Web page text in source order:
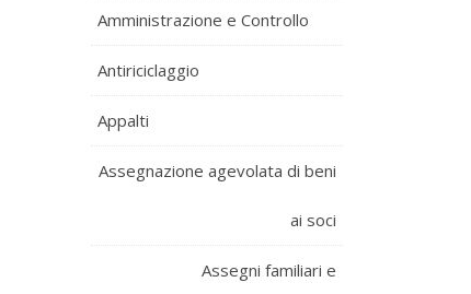
Amministrazione e Controllo
Antiriciclaggio
Appalti
Assegnazione agevolata di beni
ai soci
Assegni familiari e